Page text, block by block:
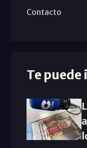
Contacto
Te